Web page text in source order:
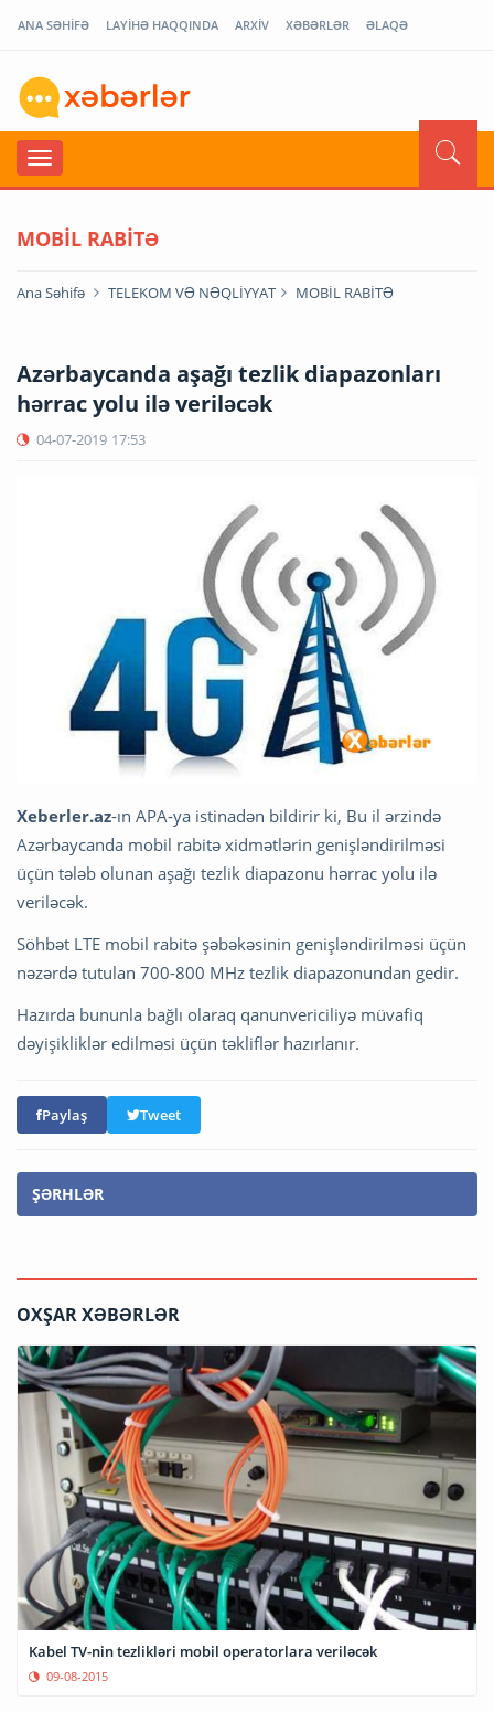
ANA SƏHİFƏ LAYİHƏ HAQQINDA ARXİV XƏBƏRLƏR ƏLAQƏ
MOBİL RABİTƏ
Ana Səhifə TELEKOM VƏ NƏQLİYYAT MOBİL RABİTƏ
Azərbaycanda aşağı tezlik diapazonları
hərrac yolu ilə veriləcək
04-07-2019 17:53
Xeberler.az-ın APA-ya istinadən bildirir ki, Bu il ərzində
Azərbaycanda mobil rabitə xidmətlərin genişləndirilməsi
üçün tələb olunan aşağı tezlik diapazonu hərrac yolu ilə
veriləcək.
Söhbət LTE mobil rabitə şəbəkəsinin genişləndirilməsi üçün
nəzərdə tutulan 700-800 MHz tezlik diapazonundan gedir.
Hazırda bununla bağlı olaraq qanunvericiliyə müvafiq
dəyişikliklər edilməsi üçün təkliflər hazırlanır.
Paylaş Tweet
ŞƏRHLƏR
OXŞAR XƏBƏRLƏR
Kabel TV-nin tezlikləri mobil operatorlara veriləcək
09-08-2015